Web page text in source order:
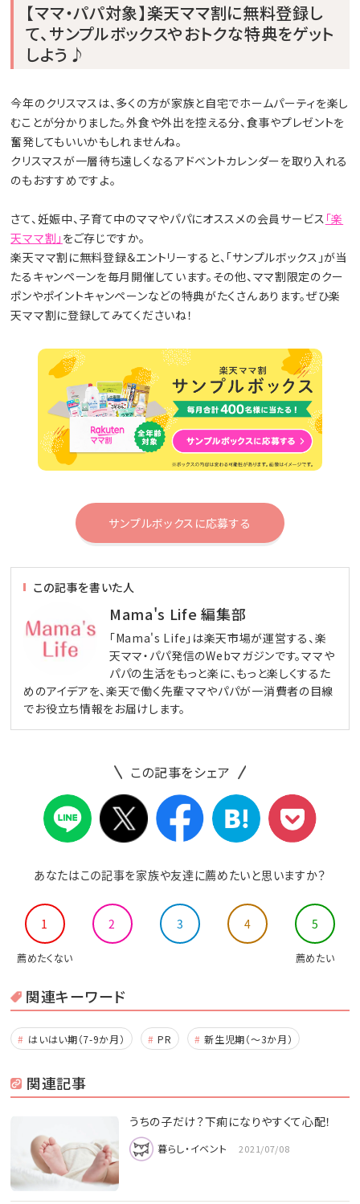
【ママ・パパ対象】楽天ママ割に無料登録し
て、サンプルボックスやおトクな特典をゲット
しよう♪
今年のクリスマスは、多くの方が家族と自宅でホームパーティを楽し
むことが分かりました。外食や外出を控える分、食事やプレゼントを
奮発してもいいかもしれませんね。
クリスマスが一層待ち遠しくなるアドベントカレンダーを取り入れる
のもおすすめですよ。
さて、妊娠中、子育て中のママやパパにオススメの会員サービス 「楽
天ママ割」 をご存じですか。
楽天ママ割に無料登録＆エントリーすると、「サンプルボックス」が当
たるキャンペーンを毎月開催しています。その他、ママ割限定のクー
ポンやポイントキャンペーンなどの特典がたくさんあります。ぜひ楽
天ママ割に登録してみてくださいね！
サンプルボックスに応募する
この記事を書いた人
Mama's Life 編集部
「Mama's Life」は楽天市場が運営する、楽
天ママ・パパ発信のWebマガジンです。ママや
パパの生活をもっと楽に、もっと楽しくするた
めのアイデアを、楽天で働く先輩ママやパパが一消費者の目線
でお役立ち情報をお届けします。
この記事をシェア
あなたはこの記事を家族や友達に薦めたいと思いますか？
1 2 3 4 5
薦めたくない 薦めたい
関連キーワード
はいはい期（7-9か月） PR 新生児期（～3か月）
関連記事
うちの子だけ？下痢になりやすくて心配！
暮らし・イベント 2021/07/08